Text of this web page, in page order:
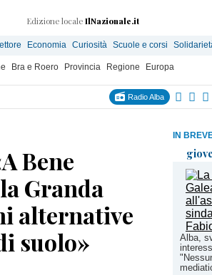
Edizione locale IlNazionale.it
Economia Curiosità Scuole e corsi
Bra e Roero Provincia Regione Europa
Radio Alba
IN
Alba,
Bene
Granda
alternative
suolo»